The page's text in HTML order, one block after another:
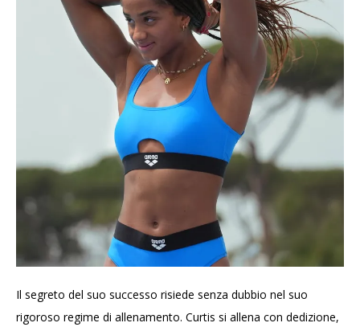
Il segreto del suo successo risiede senza dubbio nel suo
rigoroso regime di allenamento. Curtis si allena con dedizione,